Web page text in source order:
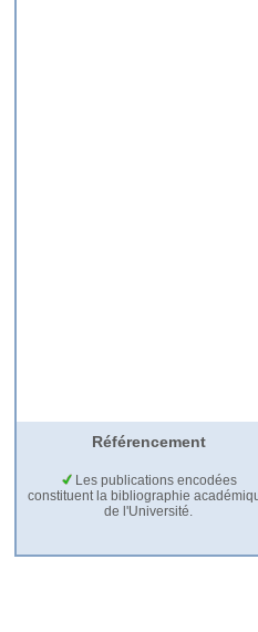
Référencement
Les publications encodées
constituent la bibliographie
de l'Université.